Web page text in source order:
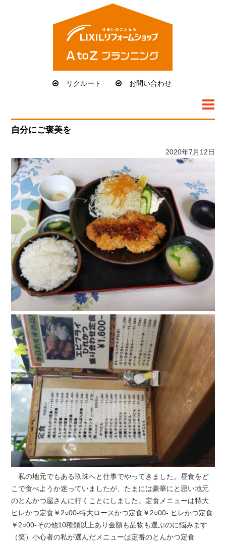
リクルート お問い合わせ
LRSのリフォーム
施工実例
会社概要
自分にご褒美を
2020年7月12日
私の地元でもある玖珠へと仕事でやってきました。昼食をど
こで食べようか迷っていましたが、たまには豪華にと思い地元
のとんかつ屋さんに行くことにしました。定食メニューは特大
ヒレかつ定食￥2○00-特大ロースかつ定食￥2○00- ヒレかつ定食
￥2○00-その他10種類以上あり金額も品物も選ぶのに悩みます
（笑）小心者の私が選んだメニューは定番のとんかつ定食